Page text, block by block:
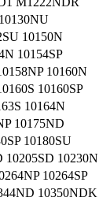
10150N
10154SP
10160N
10160SP
10164N
10175ND
10180SU
10205SD 10230N
10264SP
10350NDK